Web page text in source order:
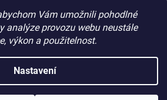
Vám umožnili pohodlné
analýze provozu webu neustále
výkon a použitelnost.
Nastavení